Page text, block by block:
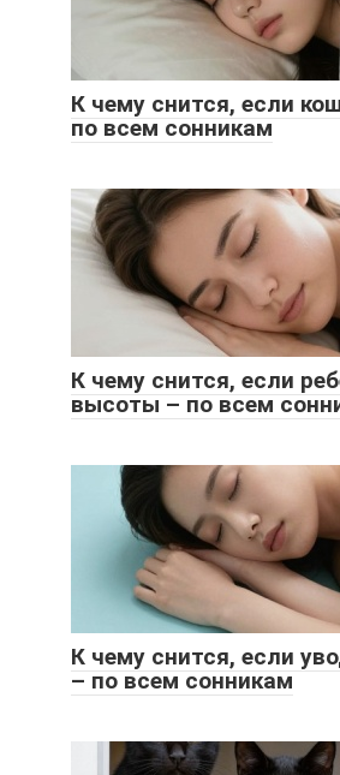
К чему снится, если
по всем сонникам
К чему снится, если
высоты – по всем
К чему снится, если
– по всем сонникам